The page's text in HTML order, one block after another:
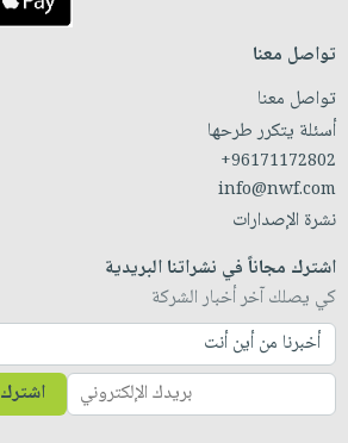
تواصل معنا
تواصل معنا
أسئلة يتكرر طرحها
+96171172802
info@nwf.com
نشرة الإصدارات
اشترك مجاناً في نشراتنا البريدية
كي يصلك آخر أخبار الشركة
اشترك